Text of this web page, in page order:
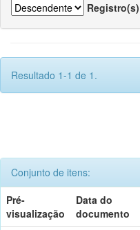
Registro(s)
Resultado 1-1 de 1.
Conjunto de itens:
Pré-
visualização
Data do
documento